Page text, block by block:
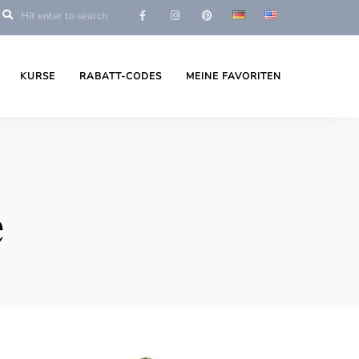
KURSE RABATT-CODES MEINE FAVORITEN